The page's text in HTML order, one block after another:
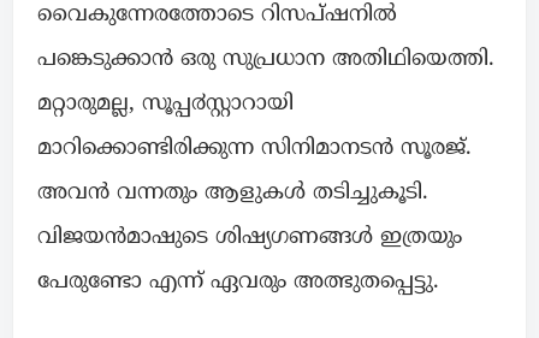
വൈകുന്നേരത്തോടെ റിസപ്ഷനിൽ
പങ്കെടുക്കാൻ ഒരു സുപ്രധാന അതിഥിയെത്തി.
മറ്റാരുമല്ല, സൂപ്പ൪സ്റ്റാറായി
മാറിക്കൊണ്ടിരിക്കുന്ന സിനിമാനടൻ സൂരജ്.
അവൻ വന്നതും ആളുകൾ തടിച്ചുകൂടി.
വിജയൻമാഷുടെ ശിഷ്യഗണങ്ങൾ ഇത്രയും
പേരുണ്ടോ എന്ന് ഏവരും അത്ഭുതപ്പെട്ടു.